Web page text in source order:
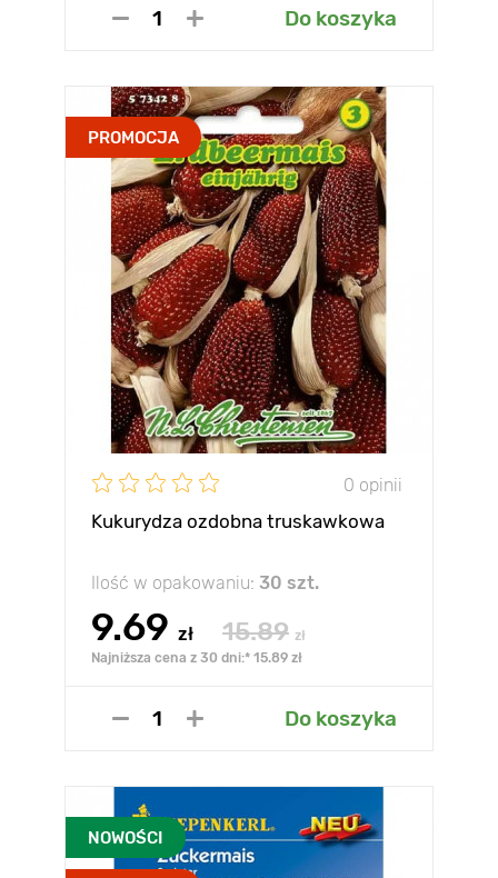
Do koszyka
PROMOCJA
0 opinii
Kukurydza ozdobna truskawkowa
Ilość w opakowaniu: 30 szt.
9.69 zł 15.89 zł
Najniższa cena z 30 dni:* 15.89 zł
Do koszyka
NOWOŚCI